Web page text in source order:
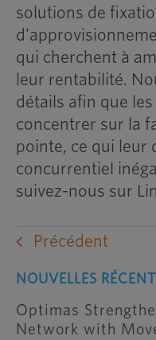
solutions de
qui cherchent à
leur rentabilité.
détails afin que
concentrer sur la
pointe, ce qui leur
concurrentiel
suivez-nous sur
Précédent
NOUVELLES
Optimas
Network with